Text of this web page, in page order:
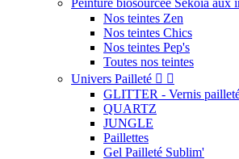
Peinture biosourcée Sékoia aux
Nos teintes Zen
Nos teintes Chics
Nos teintes Pep's
Toutes nos teintes
Univers Pailleté  
GLITTER - Vernis
QUARTZ
JUNGLE
Paillettes
Gel Pailleté Sublim'